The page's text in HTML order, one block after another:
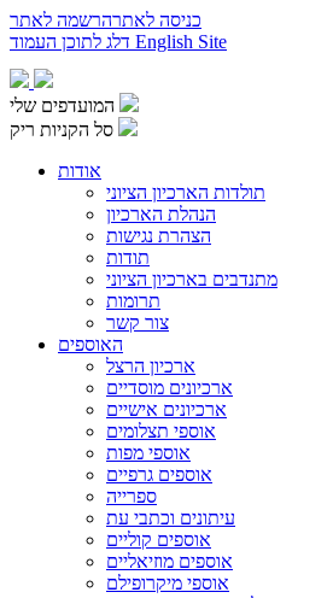
כניסה לאתרהרשמה לאתר
English Site
המועדפים שלי
סל הקניות ריק
אודות
תולדות הארכיון הציוני
הנהלת הארכיון
הצהרת נגישות
תודות
מתנדבים בארכיון הציוני
תרומות
צור קשר
האוספים
ארכיון הרצל
ארכיונים מוסדיים
ארכיונים אישיים
אוספי תצלומים
אוספי מפות
אוספים גרפיים
ספרייה
עיתונים וכתבי עת
אוספים קוליים
אוספים מוזיאליים
אוספי מיקרופילם